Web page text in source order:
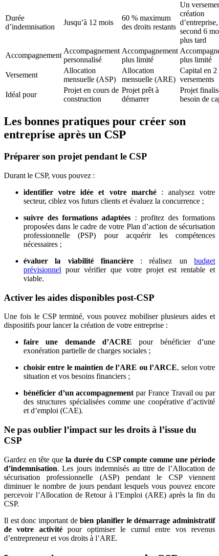
Durée
d’indemnisation
Jusqu’à 12 mois
60 % maximum
des droits restants
Un
création
second 6
plus tard
Accompagnement
Accompagnement
personnalisé
Accompagnement
plus limité
plus limité
Versement
Allocation
mensuelle (ASP)
Allocation
mensuelle (ARE)
Capital en 2
versements
Idéal pour
Projet en cours de
construction
Projet prêt à
démarrer
Projet
besoin de
Les bonnes pratiques pour créer son
entreprise après un CSP
Préparer son projet pendant le CSP
Durant le CSP, vous pouvez :
identifier votre idée et votre marché: analysez votre
secteur, ciblez vos futurs clients et évaluez la concurrence ;
suivre des formations adaptées : profitez des formations
proposées dans le cadre de votre Plan d’action de sécurisation
professionnelle (PSP) pour acquérir les compétences
nécessaires ;
évaluer la viabilité financière: réalisez unbudget
prévisionnel pour vérifier que votre projet est rentable et
viable.
Activer les aides disponibles post-CSP
Une fois le CSP terminé, vous pouvez mobiliser plusieurs aides et
dispositifs pour lancer la création de votre entreprise :
faire une demande d’ACRE pour bénéficier d’une
exonération partielle de charges sociales ;
choisir entre le maintien de l’ARE ou l’ARCE, selon votre
situation et vos besoins financiers ;
bénéficier d’un accompagnement par France Travail ou par
des structures spécialisées comme une coopérative d’activité
et d’emploi (CAE).
Ne pas oublier l’impact sur les droits à l’issue du
CSP
Gardez en tête que la durée du CSP compte comme une période
d’indemnisation. Les jours indemnisés au titre de l’Allocation de
sécurisation professionnelle (ASP) pendant le CSP viennent
diminuer le nombre de jours pendant lesquels vous pouvez encore
percevoir l’Allocation de Retour à l’Emploi (ARE) après la fin du
CSP.
Il est donc important debien planifier le démarrage administratif
de votre activitépour optimiser le cumul entre vos revenus
d’entrepreneur et vos droits à l’ARE.